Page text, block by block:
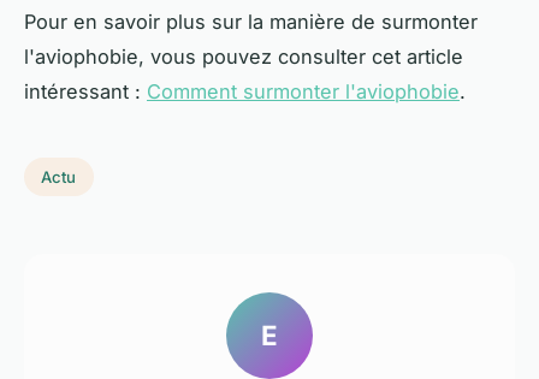
Pour en savoir plus sur la manière de surmonter
l'aviophobie, vous pouvez consulter cet article
intéressant : Comment surmonter l'aviophobie.
Actu
E